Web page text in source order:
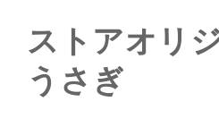
ストアオリ
うさぎ